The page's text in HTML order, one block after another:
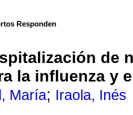
Responden
de
la influenza y
María; Iraola, Inés